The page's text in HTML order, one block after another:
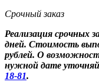
Срочный заказ
Реализация срочных
дней. Стоимость
рублей. О
нужной дате
18-81.